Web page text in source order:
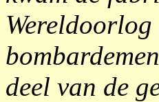
deel van de